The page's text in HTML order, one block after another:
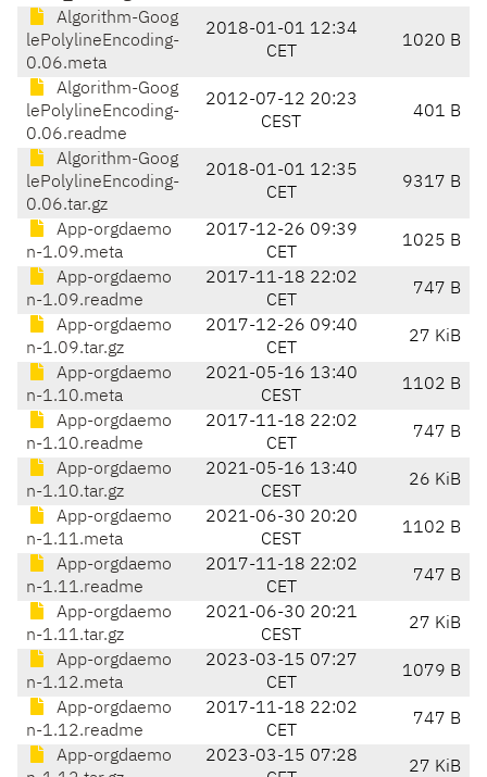
Algorithm-Goog
lePolylineEncoding-
0.06.meta
2018-01-01 12:34
CET
1020 B
Algorithm-Goog
lePolylineEncoding-
0.06.readme
2012-07-12 20:23
CEST
401 B
Algorithm-Goog
lePolylineEncoding-
0.06.tar.gz
2018-01-01 12:35
CET
9317 B
App-orgdaemo
n-1.09.meta
2017-12-26 09:39
CET
1025 B
App-orgdaemo
n-1.09.readme
2017-11-18 22:02
CET
747 B
App-orgdaemo
n-1.09.tar.gz
2017-12-26 09:40
CET
27 KiB
App-orgdaemo
n-1.10.meta
2021-05-16 13:40
CEST
1102 B
App-orgdaemo
n-1.10.readme
2017-11-18 22:02
CET
747 B
App-orgdaemo
n-1.10.tar.gz
2021-05-16 13:40
CEST
26 KiB
App-orgdaemo
n-1.11.meta
2021-06-30 20:20
CEST
1102 B
App-orgdaemo
n-1.11.readme
2017-11-18 22:02
CET
747 B
App-orgdaemo
n-1.11.tar.gz
2021-06-30 20:21
CEST
27 KiB
App-orgdaemo
n-1.12.meta
2023-03-15 07:27
CET
1079 B
App-orgdaemo
n-1.12.readme
2017-11-18 22:02
CET
747 B
App-orgdaemo
2023-03-15 07:28
27 KiB